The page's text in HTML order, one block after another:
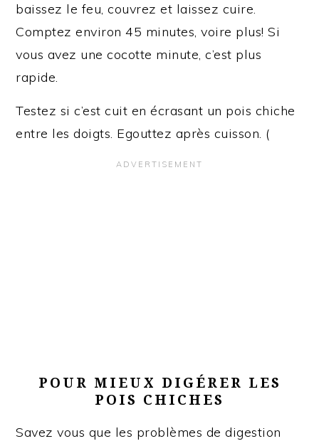
baissez le feu, couvrez et laissez cuire.
Comptez environ 45 minutes, voire plus! Si
vous avez une cocotte minute, c’est plus
rapide.
Testez si c’est cuit en écrasant un pois chiche
entre les doigts. Egouttez après cuisson. (
POUR MIEUX DIGÉRER LES
POIS CHICHES
Savez vous que les problèmes de digestion